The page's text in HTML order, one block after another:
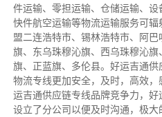
件运输、零担运输、仓储运输、
快件航空运输等物流运输服务可
盟二连浩特市、锡林浩特市、阿
旗、东乌珠穆沁旗、西乌珠穆沁
旗、正蓝旗、多伦县。好运吉通
物流专线更加安全，及时，高效
运吉通供应链专线品牌竞争力，
设立了分公司以便及时沟通，极